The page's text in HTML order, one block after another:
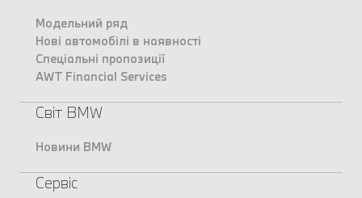
Модельний ряд
Нові автомобілі в наявності
Спеціальні пропозиції
AWT Financial Services
Світ BMW
Новини BMW
Сервіс